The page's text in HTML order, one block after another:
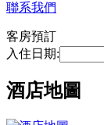
聯系我們
客房預訂
入住日期:
酒店地圖